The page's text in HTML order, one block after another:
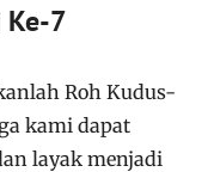
Ke-7
Roh Kudus-
kami dapat
layak menjadi